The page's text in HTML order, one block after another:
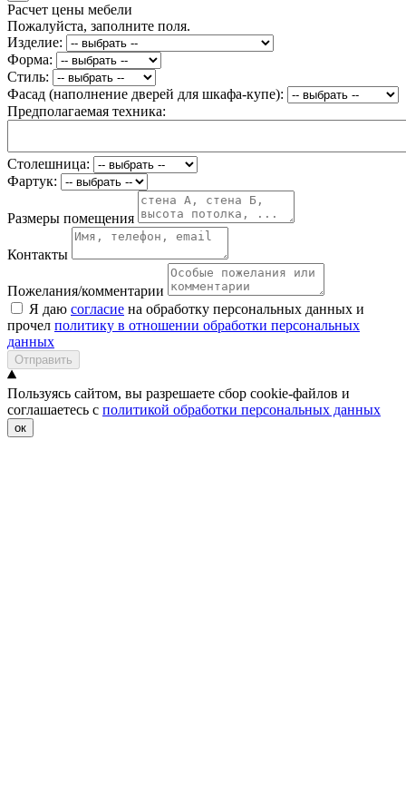
Расчет цены мебели
Пожалуйста, заполните поля.
Изделие:
Форма:
Стиль:
Фасад (наполнение дверей для шкафа-купе):
Предполагаемая техника:
Столешница:
Фартук:
Размеры помещения
Контакты
Пожелания/комментарии
Я даю согласие на обработку персональных данных и
прочел политику в отношении обработки персональных
данных
Отправить
Пользуясь сайтом, вы разрешаете сбор cookie-файлов и
соглашаетесь с политикой обработки персональных данных
ок